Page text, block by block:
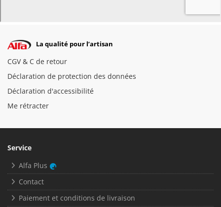
La qualité pour l’artisan
CGV & C de retour
Déclaration de protection des données
Déclaration d'accessibilité
Me rétracter
Service
Alfa Plus
Contact
Paiement et conditions de livraison